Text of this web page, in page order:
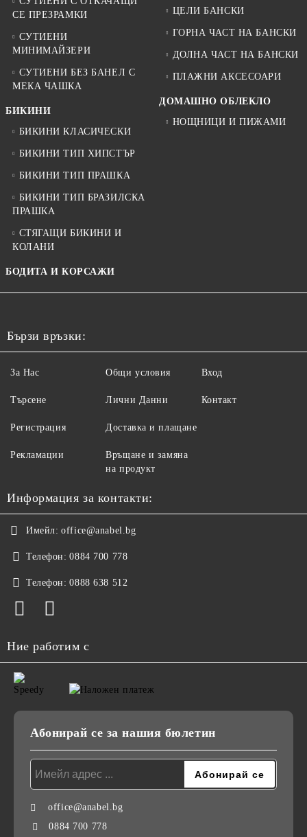
СЕ ПРЕЗРАМКИ
СУТИЕНИ
МИНИМАЙЗЕРИ
СУТИЕНИ БЕЗ БАНЕЛ С
МЕКА ЧАШКА
БИКИНИ
БИКИНИ КЛАСИЧЕСКИ
БИКИНИ ТИП ХИПСТЪР
БИКИНИ ТИП ПРАШКА
БИКИНИ ТИП БРАЗИЛСКА
ПРАШКА
СТЯГАЩИ БИКИНИ И
КОЛАНИ
БОДИТА И КОРСАЖИ
ЦЕЛИ БАНСКИ
ГОРНА ЧАСТ НА БАНСКИ
ДОЛНА ЧАСТ НА БАНСКИ
ПЛАЖНИ АКСЕСОАРИ
ДОМАШНО ОБЛЕКЛО
НОЩНИЦИ И ПИЖАМИ
Бързи връзки:
За Нас
Търсене
Регистрация
Рекламации
Общи условия
Лични Данни
Доставка и плащане
Връщане и замяна
на продукт
Вход
Контакт
Информация за контакти:
Имейл: office@anabel.bg
Телефон: 0884 700 778
Телефон: 0888 638 512
Ние работим с
Абонирай се за нашия бюлетин
office@anabel.bg
0884 700 778